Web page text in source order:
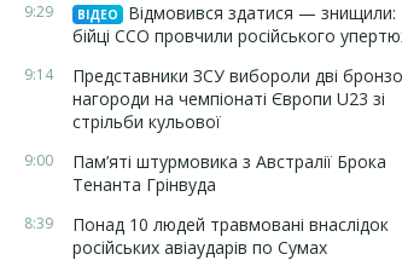
9:29 ВІДЕО
Відмовився здатися — знищили:
бійці ССО провчили російського
9:14
Представники ЗСУ вибороли дві
нагороди на чемпіонаті Європи U23 зі
стрільби кульової
9:00
Пам’яті штурмовика з Австралії Брока
Тенанта Грінвуда
8:39
Понад 10 людей травмовані внаслідок
російських авіаударів по Сумах